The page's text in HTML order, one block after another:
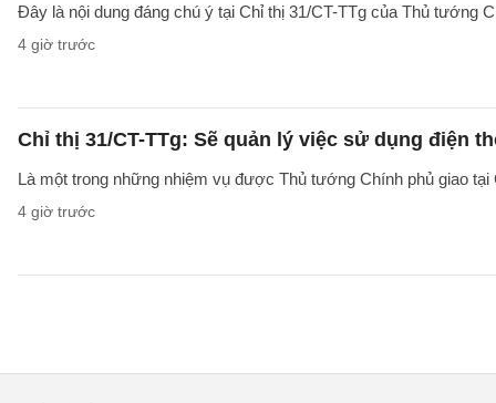
Đây là nội dung đáng chú ý tại Chỉ thị 31/CT-TTg của Thủ tướng
4 giờ trước
Chỉ thị 31/CT-TTg: Sẽ quản lý việc sử dụng điện
Là một trong những nhiệm vụ được Thủ tướng Chính phủ giao
4 giờ trước